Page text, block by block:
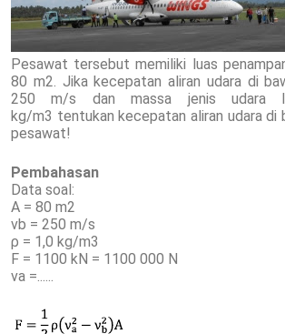
Pesawat tersebut memiliki luas
80 m2. Jika kecepatan aliran udara di
250 m/s dan massa jenis udara
kg/m3 tentukan kecepatan aliran udara di
pesawat!
Pembahasan
Data soal:
A = 80 m2
νb = 250 m/s
ρ = 1,0 kg/m3
F = 1100 kN = 1100 000 N
νa =......